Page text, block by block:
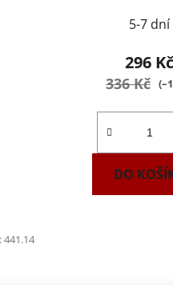
5-7 dní
296 Kč
336 Kč
DO
441.14